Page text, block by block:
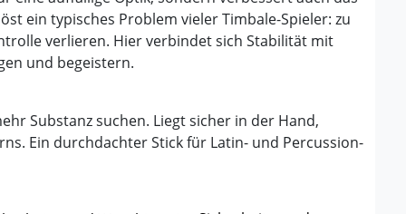
ein typisches Problem vieler Timbale-Spieler: zu
verlieren. Hier verbindet sich Stabilität mit
und begeistern.
Substanz suchen. Liegt sicher in der Hand,
Ein durchdachter Stick für Latin- und Percussion-